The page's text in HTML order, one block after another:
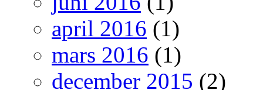
april 2016 (1)
mars 2016 (1)
december 2015 (2)